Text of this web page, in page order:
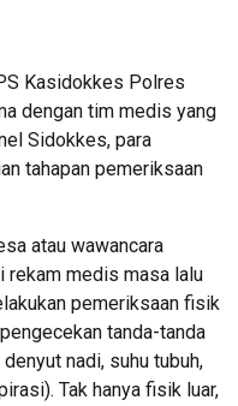
Kasidokkes Polres
dengan tim medis yang
Sidokkes, para
tahapan pemeriksaan
atau wawancara
rekam medis masa lalu
pemeriksaan fisik
tanda-tanda
nadi, suhu tubuh,
Tak hanya fisik luar,